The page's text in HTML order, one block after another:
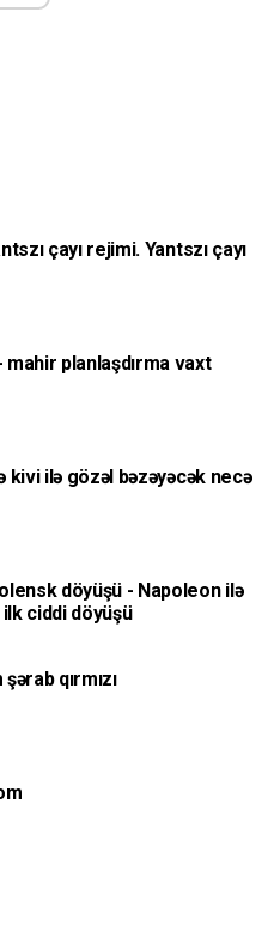
çayı rejimi. Yantszı çayı
mahir planlaşdırma vaxt
kivi ilə gözəl bəzəyəcək necə
döyüşü - Napoleon ilə
ciddi döyüşü
qırmızı